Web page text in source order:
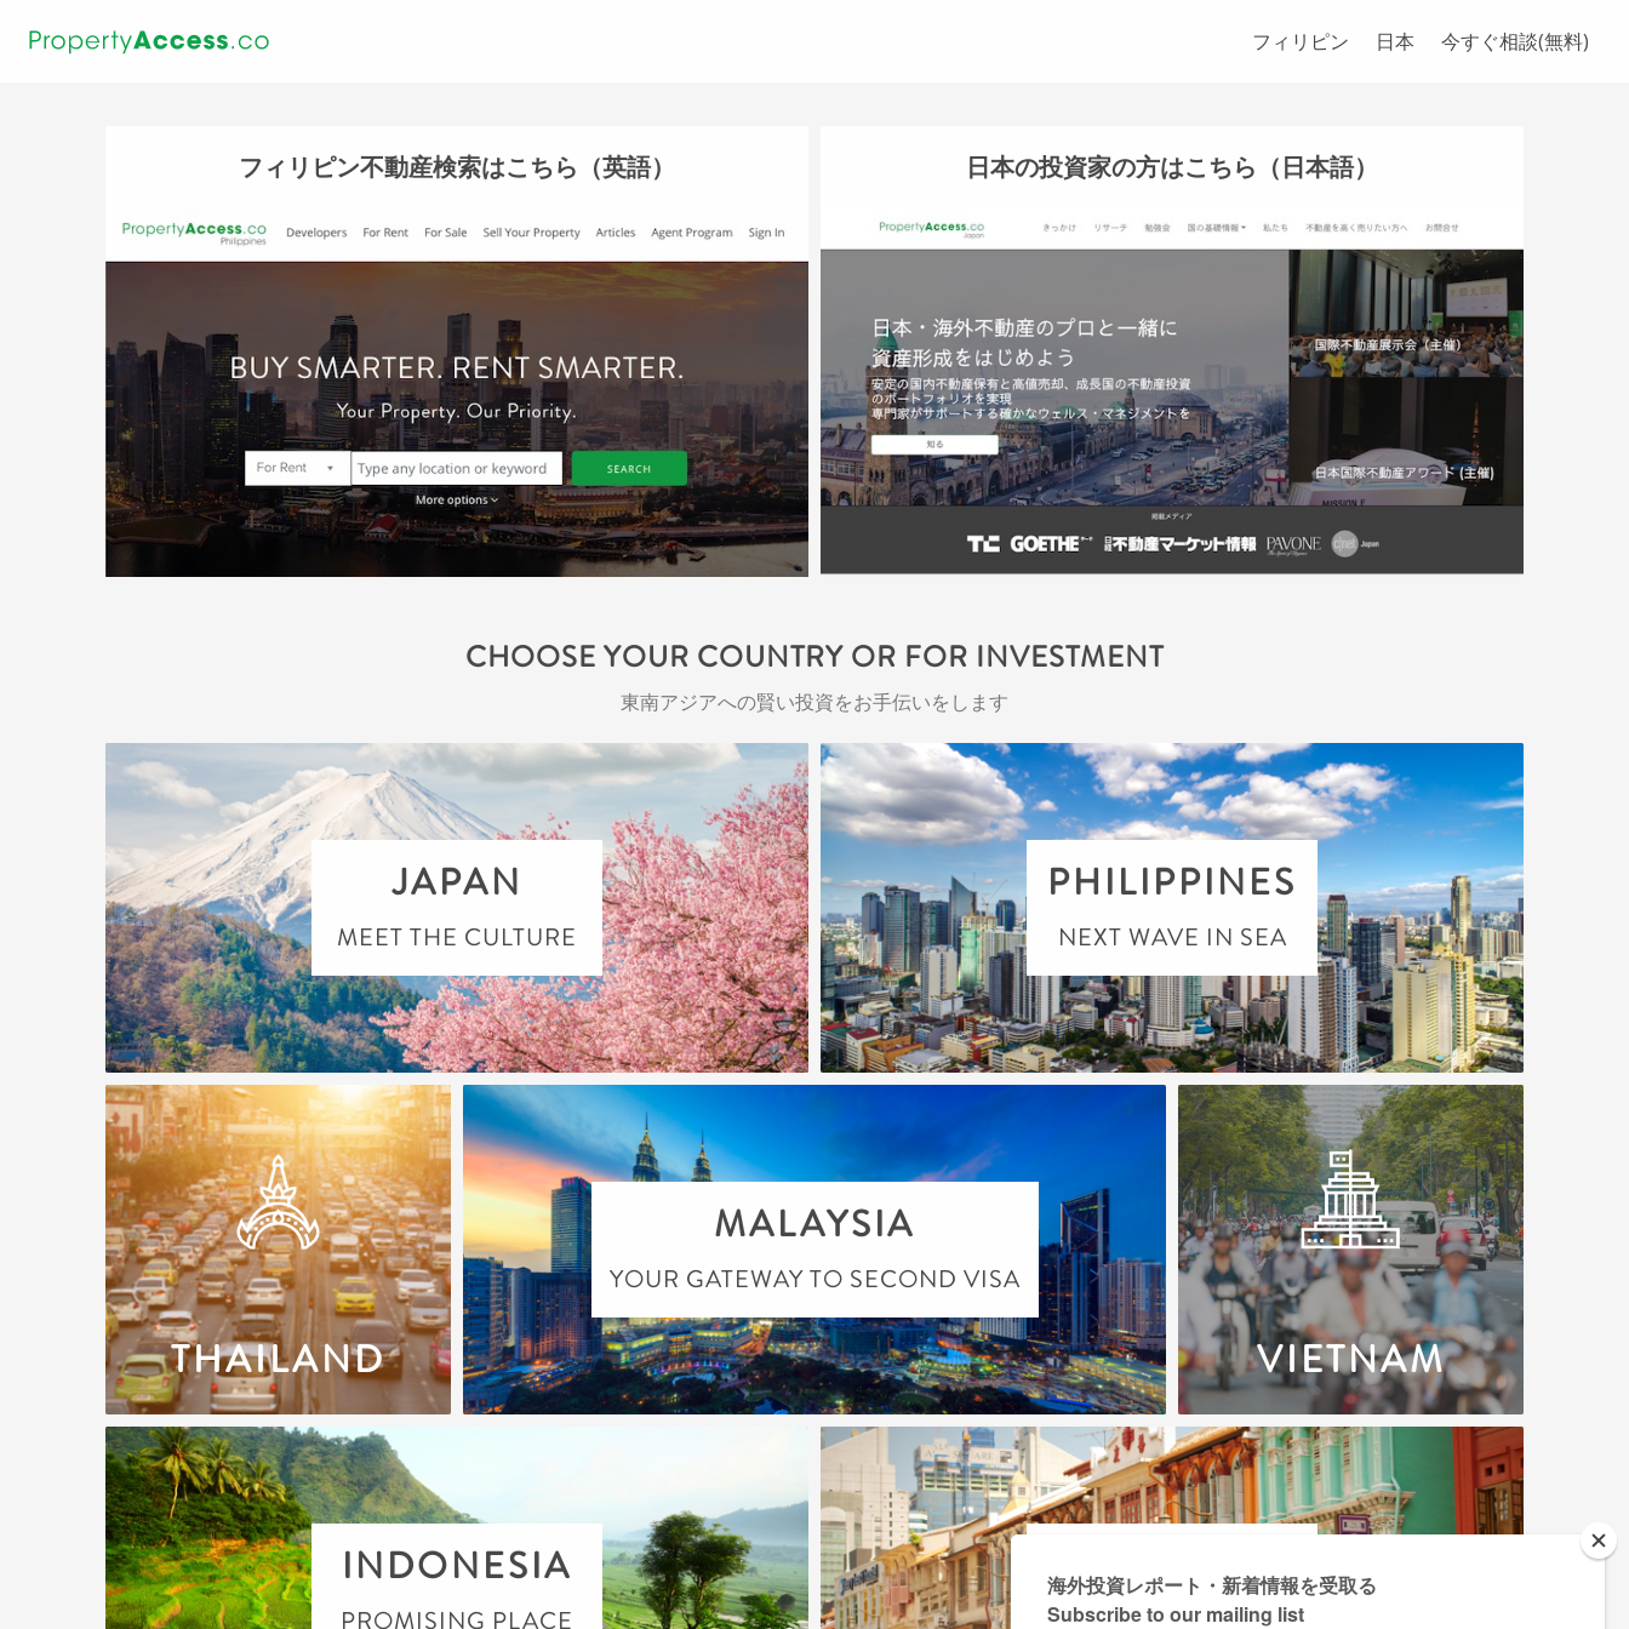
フィリピン 日本 今すぐ相談(無料)
フィリピン不動産検索はこちら（英語） 日本の投資家の方はこちら（日本語）
CHOOSE YOUR COUNTRY OR FOR INVESTMENT
東南アジアへの賢い投資をお手伝いをします
JAPAN
MEET THE CULTURE
PHILIPPINES
NEXT WAVE IN SEA
THAILAND
MALAYSIA
YOUR GATEWAY TO SECOND VISA
VIETNAM
INDONESIA
PROMISING PLACE
SINGAPORE
THE BEST HUB LAH